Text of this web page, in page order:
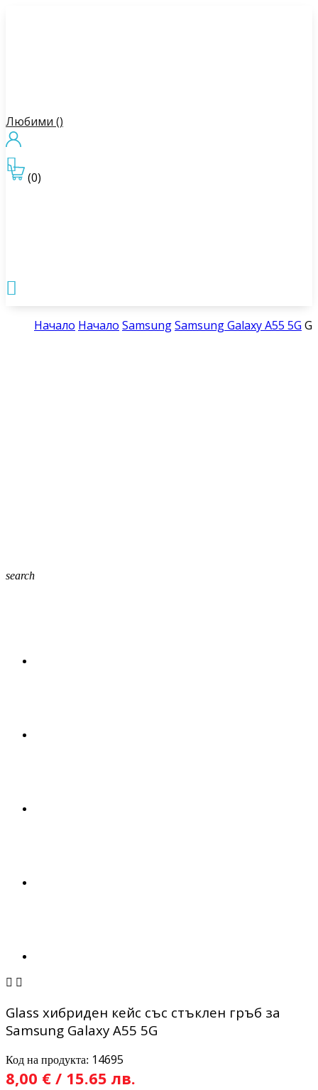
Любими ()
(0)


Начало Начало SamsungSamsung Galaxy A55 5G
search
 
Glass хибриден кейс със стъклен гръб за
Samsung Galaxy A55 5G
Код на продукта: 14695
8,00 € / 15.65 лв.